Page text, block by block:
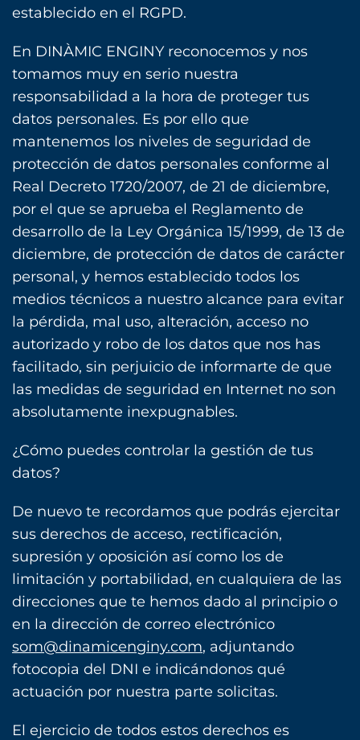
establecido en el RGPD.
En DINÀMIC ENGINY reconocemos y nos
tomamos muy en serio nuestra
responsabilidad a la hora de proteger tus
datos personales. Es por ello que
mantenemos los niveles de seguridad de
protección de datos personales conforme al
Real Decreto 1720/2007, de 21 de diciembre,
por el que se aprueba el Reglamento de
desarrollo de la Ley Orgánica 15/1999, de 13 de
diciembre, de protección de datos de carácter
personal, y hemos establecido todos los
medios técnicos a nuestro alcance para evitar
la pérdida, mal uso, alteración, acceso no
autorizado y robo de los datos que nos has
facilitado, sin perjuicio de informarte de que
las medidas de seguridad en Internet no son
absolutamente inexpugnables.
¿Cómo puedes controlar la gestión de tus
datos?
De nuevo te recordamos que podrás ejercitar
sus derechos de acceso, rectificación,
supresión y oposición así como los de
limitación y portabilidad, en cualquiera de las
direcciones que te hemos dado al principio o
en la dirección de correo electrónico
som@dinamicenginy.com, adjuntando
fotocopia del DNI e indicándonos qué
actuación por nuestra parte solicitas.
El ejercicio de todos estos derechos es